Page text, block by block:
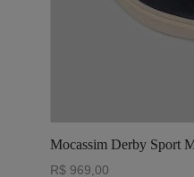
Mocassim Derby Sport
R$ 969,00